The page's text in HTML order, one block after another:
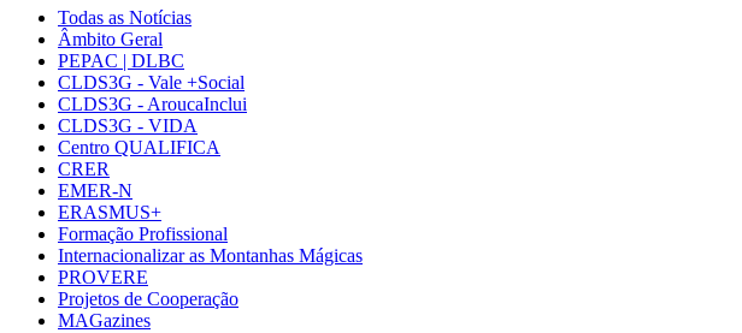
Todas as Notícias
Âmbito Geral
PEPAC | DLBC
CLDS3G - Vale +Social
CLDS3G - AroucaInclui
CLDS3G - VIDA
Centro QUALIFICA
CRER
EMER-N
ERASMUS+
Formação Profissional
Internacionalizar as Montanhas Mágicas
PROVERE
Projetos de Cooperação
MAGazines